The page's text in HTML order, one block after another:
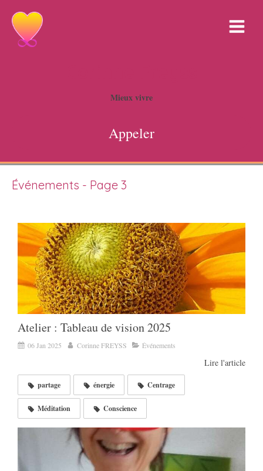
Mieux vivre
Appeler
Événements - Page 3
Atelier : Tableau de vision 2025
06 Jan 2025 Corinne FREYSS Événements
Lire l'article
partage énergie Centrage
Méditation Conscience